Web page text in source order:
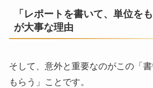
「レポートを書いて、単位を
が大事な理由
そして、意外と重要なのがこの「
もらう」ことです。